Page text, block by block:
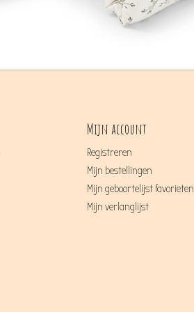
Mijn account
Registreren
Mijn bestellingen
Mijn geboortelijst favorieten
Mijn verlanglijst